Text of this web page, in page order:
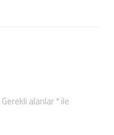
Gerekli alanlar*ile